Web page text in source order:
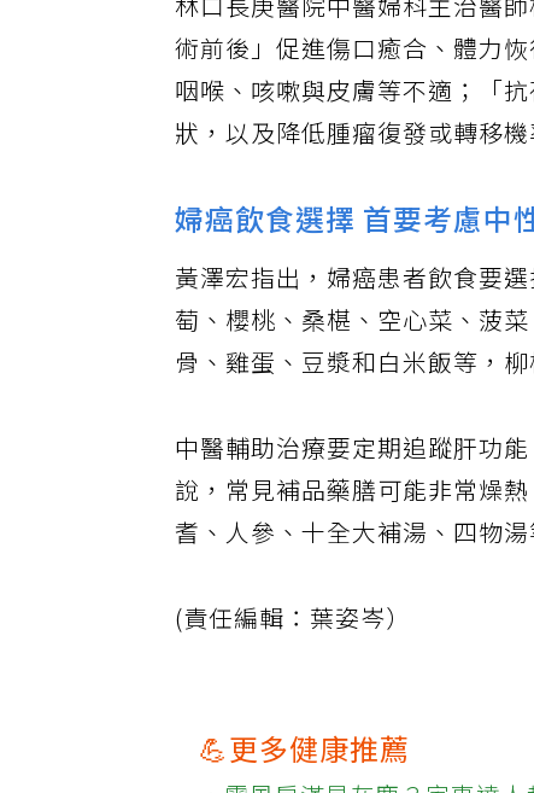
林口長庚醫院中醫婦科主治醫
術前後」促進傷口癒合、體力
咽喉、咳嗽與皮膚等不適；「
狀，以及降低腫瘤復發或轉移機
婦癌飲食選擇 首要考慮中
黃澤宏指出，婦癌患者飲食要
萄、櫻桃、桑椹、空心菜、菠
骨、雞蛋、豆漿和白米飯等，
中醫輔助治療要定期追蹤肝功
說，常見補品藥膳可能非常燥
耆、人參、十全大補湯、四物湯
(責任編輯：葉姿岑）
💪更多健康推薦